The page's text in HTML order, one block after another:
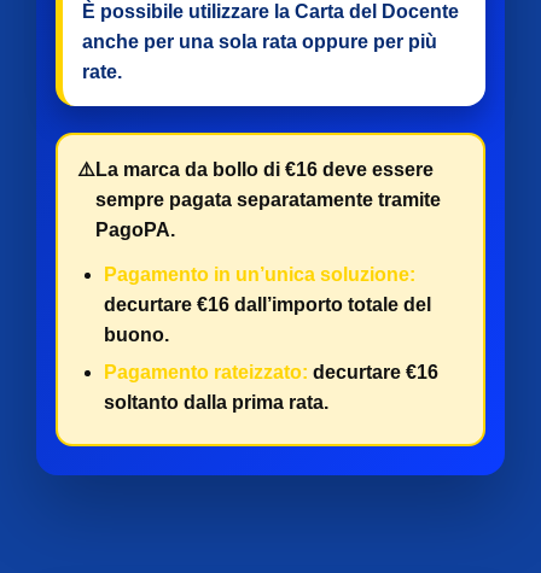
È possibile utilizzare la Carta del Docente
anche per una sola rata oppure per più
rate.
⚠️ La marca da bollo di €16 deve essere
sempre pagata separatamente tramite
PagoPA.
Pagamento in un’unica soluzione:
decurtare €16 dall’importo totale del
buono.
Pagamento rateizzato: decurtare €16
soltanto dalla prima rata.